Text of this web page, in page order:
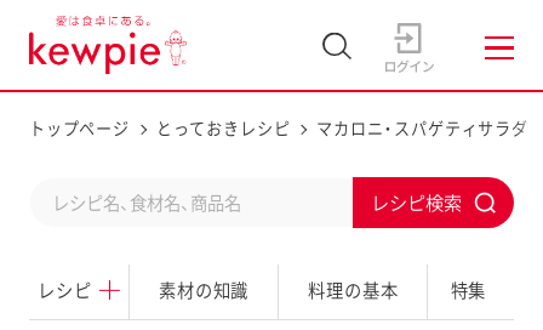
トップページ とっておきレシピ マカロニ・スパゲティサラダ
レシピ 素材の知識 料理の基本 特集
d
b